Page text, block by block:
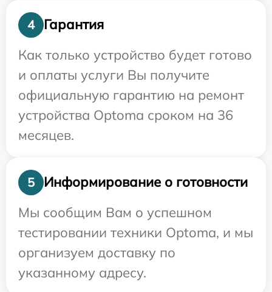
4
Гарантия
Как только устройство будет готово
и оплаты услуги Вы получите
официальную гарантию на ремонт
устройства Optoma сроком на 36
месяцев.
5
Информирование о готовности
Мы сообщим Вам о успешном
тестировании техники Optoma, и мы
организуем доставку по
указанному адресу.